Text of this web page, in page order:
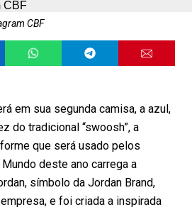
CBF
em sua segunda camisa, a azul,
do tradicional “swoosh”, a
que será usado pelos
deste ano carrega a
símbolo da Jordan Brand,
e foi criada a inspirada